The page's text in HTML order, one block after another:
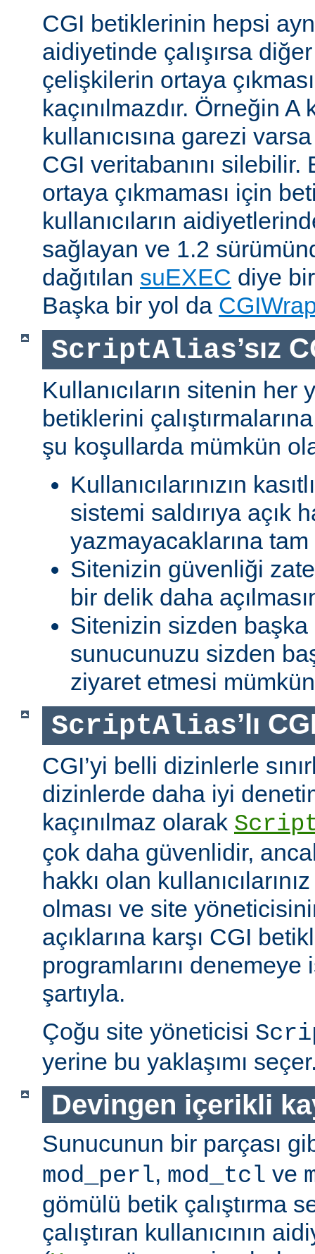
CGI betiklerinin hepsi
aidiyetinde çalışırsa
çelişkilerin ortaya
kaçınılmazdır. Örneğin A
kullanıcısına garezi
CGI veritabanını silebilir.
ortaya çıkmaması için
kullanıcıların
sağlayan ve 1.2
dağıtılan suEXEC diye
Başka bir yol da
ScriptAlias’sız
Kullanıcıların sitenin her
betiklerini
şu koşullarda mümkün
Kullanıcılarınızın
sistemi saldırıya açık
yazmayacaklarına
Sitenizin güvenliği
bir delik daha
Sitenizin sizden başka
sunucunuzu sizden
ziyaret etmesi
ScriptAlias’lı
CGI’yi belli dizinlerle
dizinlerde daha iyi
kaçınılmaz olarak
çok daha güvenlidir,
hakkı olan
olması ve site
açıklarına karşı CGI
programlarını denemeye
şartıyla.
Çoğu site yöneticisi
yerine bu yaklaşımı
Devingen içerikli
Sunucunun bir parçası
mod_perl, mod_tcl ve
gömülü betik çalıştırma
çalıştıran kullanıcının